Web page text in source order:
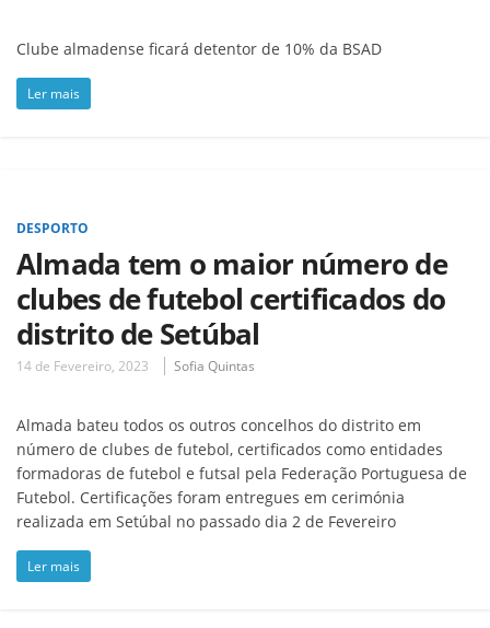
Clube almadense ficará detentor de 10% da BSAD
Ler mais
DESPORTO
Almada tem o maior número de
clubes de futebol certificados do
distrito de Setúbal
14 de Fevereiro, 2023 Sofia Quintas
Almada bateu todos os outros concelhos do distrito em
número de clubes de futebol, certificados como entidades
formadoras de futebol e futsal pela Federação Portuguesa de
Futebol. Certificações foram entregues em cerimónia
realizada em Setúbal no passado dia 2 de Fevereiro
Ler mais